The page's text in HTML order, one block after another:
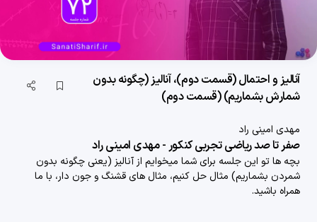
ویدیو
آنالیز و احتمال (قسمت دوم)، آنالیز (چگونه بدون
شمارش بشماریم) (قسمت دوم)
مهدی امینی راد
صفر تا صد ریاضی تجربی کنکور - مهدی امینی راد
بچه ها تو این جلسه برای شما میخوایم از آنالیز (یعنی چگونه بدون
شمردن بشماریم) مثال حل کنیم، مثال های قشنگ و جون دار، با ما
همراه باشید.
آمار (قسمت اول)، تعریف آمار و نکات
34 دقیقه 1400/08/29
28 دقیقه
26 دقیقه
مقاطع مخروطی (قسمت اول)، دوران و برش